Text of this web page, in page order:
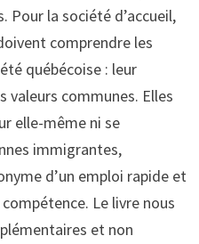
Pour la société d’accueil,
comprendre les
québécoise : leur
valeurs communes. Elles
elle-même ni se
immigrantes,
d’un emploi rapide et
Le livre nous
et non